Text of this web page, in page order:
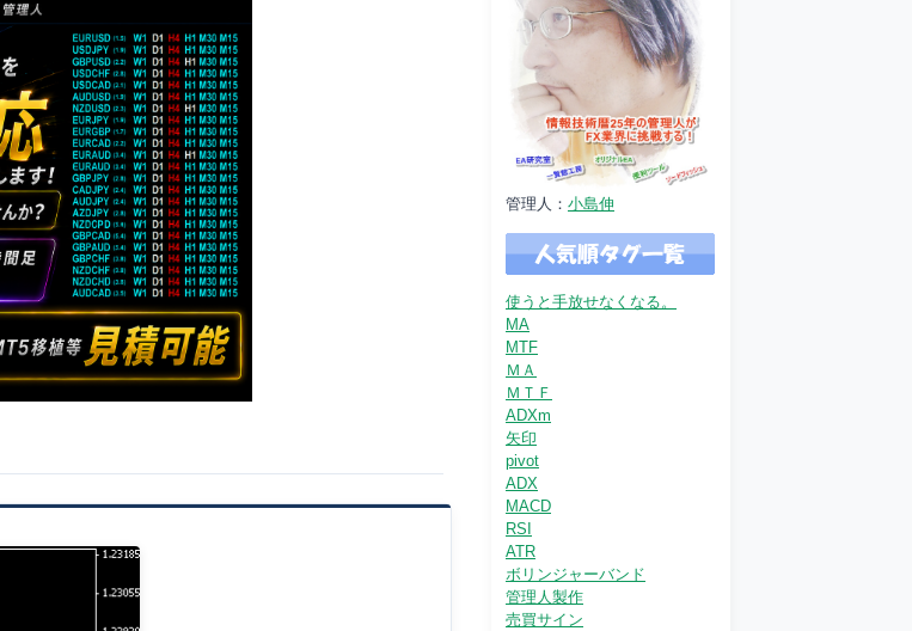
管理人： 小島伸
使うと手放せなくなる。
MA
MTF
ＭＡ
ＭＴＦ
ADXm
矢印
pivot
ADX
MACD
RSI
ATR
ボリンジャーバンド
管理人製作
売買サイン